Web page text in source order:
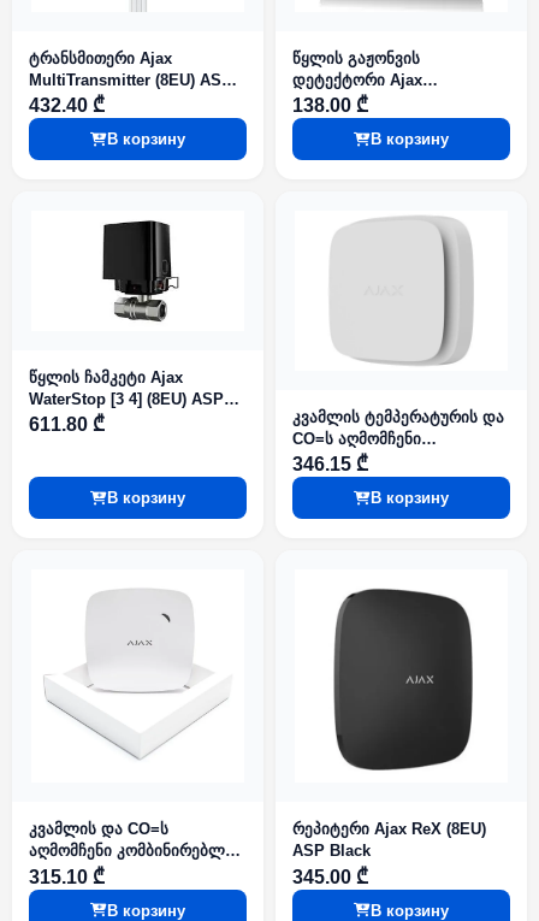
ტრანსმითერი Ajax
MultiTransmitter (8EU) ASP
White
432.40 ₾
В корзину
წყლის გაჟონვის
დეტექტორი Ajax
LeaksProtect (8EU) ASP
Black
138.00 ₾
В корзину
წყლის ჩამკეტი Ajax
WaterStop [3 4] (8EU) ASP
Black
611.80 ₾
В корзину
კვამლის ტემპერატურის და
CO=ს აღმომჩენი
კომბინირებლი დეტექტორი
ვლადი ელემენტით Ajax
FireProtect 2 RB (Heat
346.15 ₾
В корзину
კვამლის და CO=ს
აღმომჩენი კომბინირებლი
დეტექტორი Ajax FireProtect
Plus (with CO) (8EU) ASP
315.10 ₾
В корзину
რეპიტერი Ajax ReX (8EU)
ASP Black
345.00 ₾
В корзину